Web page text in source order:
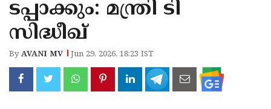
ടപ്പാക്കും: മന്ത്രി ടി
സിദ്ധീഖ് ​​​​​​​
ByAVANI MV Jun 29, 2026, 18:23 IST